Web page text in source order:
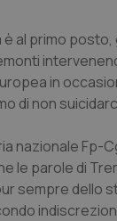
al primo
in
di non
nazionale Fp-
le parole di
sempre dello